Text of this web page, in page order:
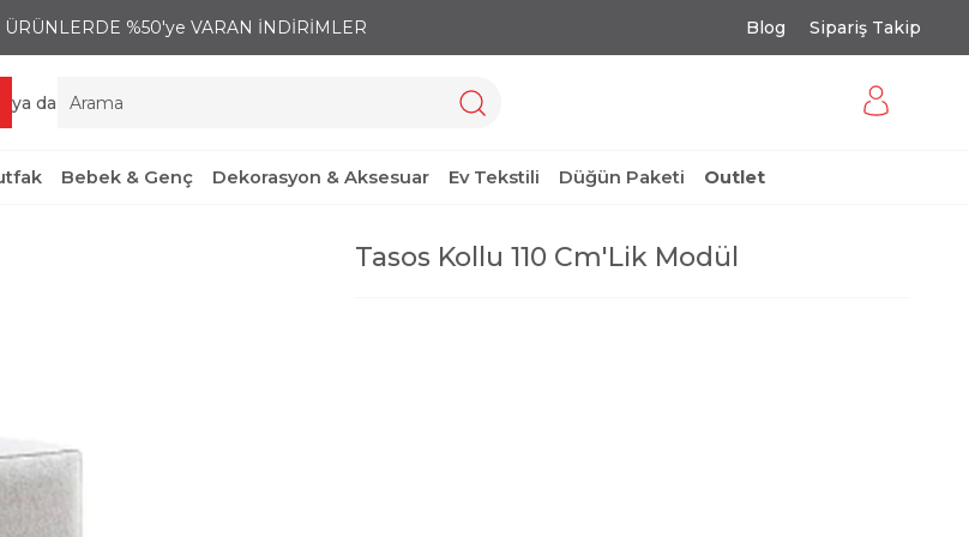
ÜRÜNLERDE %50'ye VARAN İNDİRİMLER Blog Sipariş Takip
ya da
Bebek & Genç Dekorasyon & Aksesuar Ev Tekstili Düğün Paketi Outlet
Tasos Kollu 110 Cm'Lik Modül